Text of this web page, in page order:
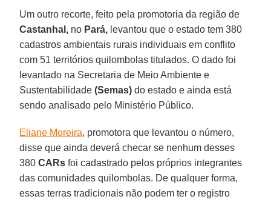
Um outro recorte, feito pela promotoria da região de
Castanhal, no Pará, levantou que o estado tem 380
cadastros ambientais rurais individuais em conflito
com 51 territórios quilombolas titulados. O dado foi
levantado na Secretaria de Meio Ambiente e
Sustentabilidade(Semas) do estado e ainda está
sendo analisado pelo Ministério Público.
Eliane Moreira, promotora que levantou o número,
disse que ainda deverá checar se nenhum desses
380CARs foi cadastrado pelos próprios integrantes
das comunidades quilombolas. De qualquer forma,
essas terras tradicionais não podem ter o registro